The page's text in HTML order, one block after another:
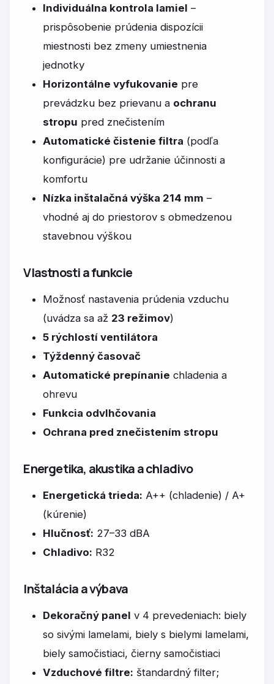
Individuálna kontrola lamiel –
prispôsobenie prúdenia dispozícii
miestnosti bez zmeny umiestnenia
jednotky
Horizontálne vyfukovanie pre
prevádzku bez prievanu a ochranu
stropu pred znečistením
Automatické čistenie filtra (podľa
konfigurácie) pre udržanie účinnosti a
komfortu
Nízka inštalačná výška 214 mm –
vhodné aj do priestorov s obmedzenou
stavebnou výškou
Vlastnosti a funkcie
Možnosť nastavenia prúdenia vzduchu
(uvádza sa až 23 režimov)
5 rýchlostí ventilátora
Týždenný časovač
Automatické prepínanie chladenia a
ohrevu
Funkcia odvlhčovania
Ochrana pred znečistením stropu
Energetika, akustika a chladivo
Energetická trieda: A++ (chladenie) / A+
(kúrenie)
Hlučnosť: 27–33 dBA
Chladivo: R32
Inštalácia a výbava
Dekoračný panel v 4 prevedeniach: biely
so sivými lamelami, biely s bielymi lamelami,
biely samočistiaci, čierny samočistiaci
Vzduchové filtre: štandardný filter;